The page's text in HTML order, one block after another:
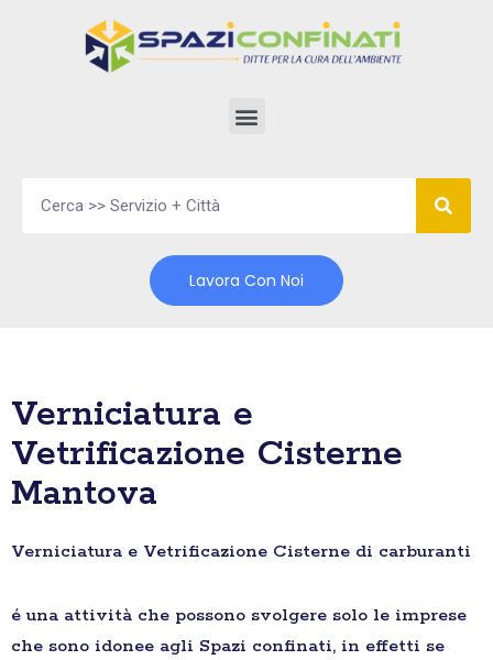
Lavora Con Noi
Verniciatura e
Vetrificazione Cisterne
Mantova
Verniciatura e Vetrificazione Cisterne di carburanti
é una attività che possono svolgere solo le imprese
che sono idonee agli Spazi confinati, in effetti se